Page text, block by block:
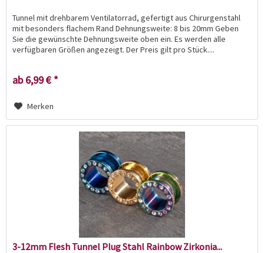
Tunnel mit drehbarem Ventilatorrad, gefertigt aus Chirurgenstahl
mit besonders flachem Rand Dehnungsweite: 8 bis 20mm Geben
Sie die gewünschte Dehnungsweite oben ein. Es werden alle
verfügbaren Größen angezeigt. Der Preis gilt pro Stück....
ab 6,99 € *
Merken
3-12mm Flesh Tunnel Plug Stahl Rainbow Zirkonia...